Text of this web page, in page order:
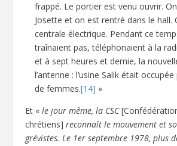
frappé. Le portier est venu ouvrir.
Josette et on est rentré dans le hall.
centrale électrique. Pendant ce
traînaient pas, téléphonaient à la
et à sept heures et demie, la
l’antenne : l’usine Salik était
de femmes.[14] »
Et «le jour même, la CSC
chrétiens] reconnaît le mouvement et
grévistes. Le 1er septembre 1978, plus